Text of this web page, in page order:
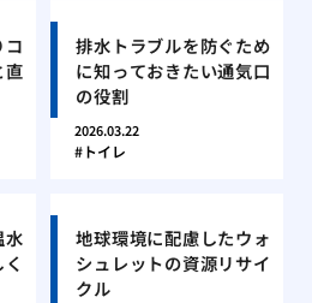
コ
直
排水トラブルを防ぐため
に知っておきたい通気口
の役割
2026.03.22
トイレ
水
地球環境に配慮したウォ
シュレットの資源リサイ
クル